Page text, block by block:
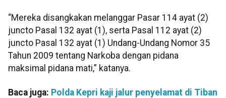
“Mereka disangkakan melanggar Pasar 114 ayat (2)
juncto Pasal 132 ayat (1), serta Pasal 112 ayat (2)
juncto Pasal 132 ayat (1) Undang-Undang Nomor 35
Tahun 2009 tentang Narkoba dengan pidana
maksimal pidana mati,” katanya.
Baca juga: Polda Kepri kaji jalur penyelamat di Tiban